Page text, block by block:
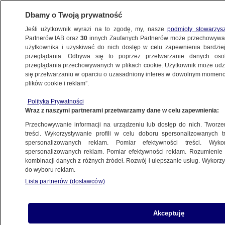
ŚWIAT
tysięcy zakażeń w kilku krajach
13.01.2022, 06:38
Udostępnij
W związku z blisko 200 tysiącami zakażeń
przepustki sanitarnej przy wstępie do wielu
Dbamy o Twoją prywatność
Jeśli użytkownik wyrazi na to zgodę, my, naszepodmioty
Partnerów IAB oraz30 innych Zaufanych Partnerów może
użytkownika i uzyskiwać do nich dostęp w celu zapewnienia
przeglądania. Odbywa się to poprzez przetwarzanie danych
przeglądania przechowywanych w plikach cookie. Użytkownik może
się przetwarzaniu w oparciu o uzasadniony interes w dowolnym
plików cookie i reklam”.
Polityka Prywatności
Wraz z naszymi partnerami przetwarzamy dane w celu zapewnienia:
Przechowywanie informacji na urządzeniu lub dostęp do nich.
treści. Wykorzystywanie profili w celu doboru spersonalizowanych
spersonalizowanych reklam. Pomiar efektywności treści.
spersonalizowanych reklam. Pomiar efektywności reklam.
kombinacji danych z różnych źródeł. Rozwój i ulepszanie usług.
do wyboru reklam.
Lista partnerów (dostawców)
Akceptuję